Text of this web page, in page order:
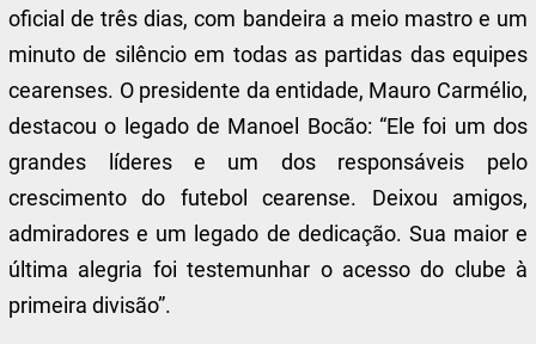
oficial de três dias, com bandeira a meio mastro e um
minuto de silêncio em todas as partidas das equipes
cearenses. O presidente da entidade, Mauro Carmélio,
destacou o legado de Manoel Bocão: “Ele foi um dos
grandes líderes e um dos responsáveis pelo
crescimento do futebol cearense. Deixou amigos,
admiradores e um legado de dedicação. Sua maior e
última alegria foi testemunhar o acesso do clube à
primeira divisão”.